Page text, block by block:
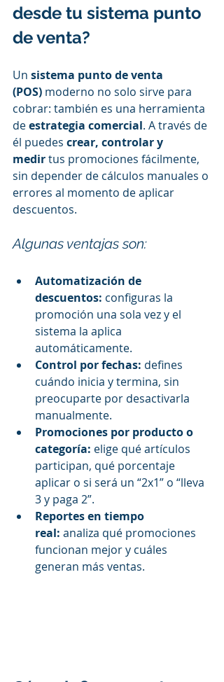
desde tu sistema punto
de venta?
Un sistema punto de venta
(POS) moderno no solo sirve para
cobrar: también es una herramienta
de estrategia comercial. A través de
él puedes crear, controlar y
medir tus promociones fácilmente,
sin depender de cálculos manuales o
errores al momento de aplicar
descuentos.
Algunas ventajas son:
Automatización de
descuentos: configuras la
promoción una sola vez y el
sistema la aplica
automáticamente.
Control por fechas: defines
cuándo inicia y termina, sin
preocuparte por desactivarla
manualmente.
Promociones por producto o
categoría: elige qué artículos
participan, qué porcentaje
aplicar o si será un “2x1” o “lleva
3 y paga 2”.
Reportes en tiempo
real: analiza qué promociones
funcionan mejor y cuáles
generan más ventas.